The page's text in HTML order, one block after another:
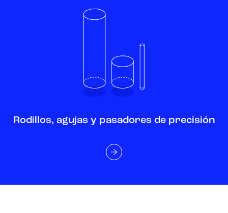
Rodillos, agujas y pasadores de precisión